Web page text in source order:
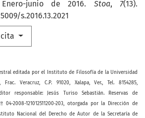
junio de 2016. Stoa, 7(13).
s.2016.13.2021
editada por el Instituto de Filosofía de la Universidad
Veracruz, C.P. 91020, Xalapa, Ver., Tel. 8154285,
responsable: Jesús Turiso Sebastián. Reservas de
04-2008-121012511200-203, otorgada por la Dirección de
Nacional del Derecho de Autor de la Secretaría de